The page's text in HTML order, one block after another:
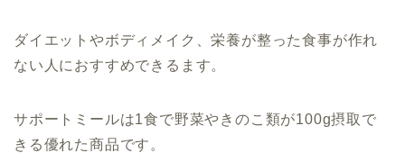
ダイエットやボディメイク、栄養が整った食事が作れ
ない人におすすめできるます。
サポートミールは1食で野菜やきのこ類が100g摂取で
きる優れた商品です。